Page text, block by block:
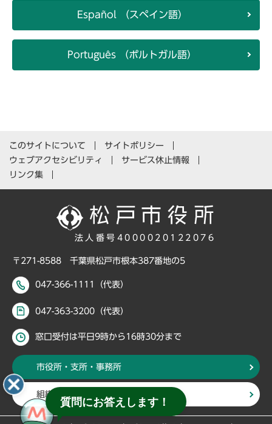
Español （スペイン語）
Português （ポルトガル語）
このサイトについて
サイトポリシー
ウェブアクセシビリティ
サービス休止情報
リンク集
法人番号4000020122076
〒271-8588 千葉県松戸市根本387番地の5
047-366-1111（代表）
047-363-3200（代表）
窓口受付は平日9時から16時30分まで
市役所・支所・事務所
組織・部署から探す
質問にお答えします！